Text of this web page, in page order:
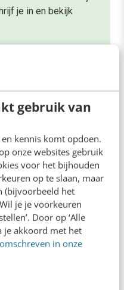
gebruik van
kennis komt opdoen.
onze websites gebruik
voor het bijhouden
op te slaan, maar
(bijvoorbeeld het
je je voorkeuren
Door op ‘Alle
je akkoord met het
omschreven in onze
je in en bekijk